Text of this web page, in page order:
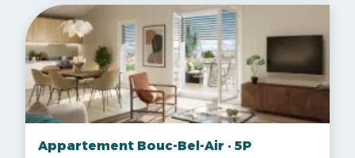
Appartement Bouc-Bel-Air · 5P